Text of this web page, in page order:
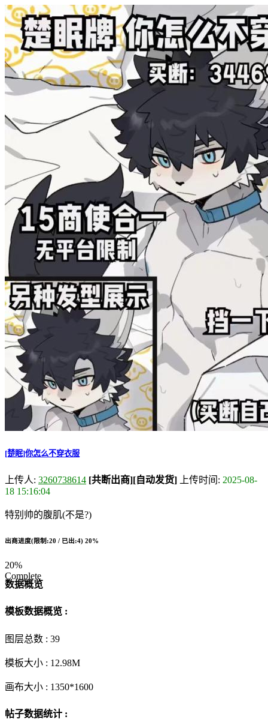
[楚眠]你怎么不穿衣服
上传人: 3260738614 [共断出商][自动发货] 上传时间: 2025-08-
18 15:16:04
特别帅的腹肌(不是?)
出商进度(限制:20 / 已出:4) 20%
20%
Complete
数据概览
模板数据概览 :
图层总数 : 39
模板大小 : 12.98M
画布大小 : 1350*1600
帖子数据统计 :